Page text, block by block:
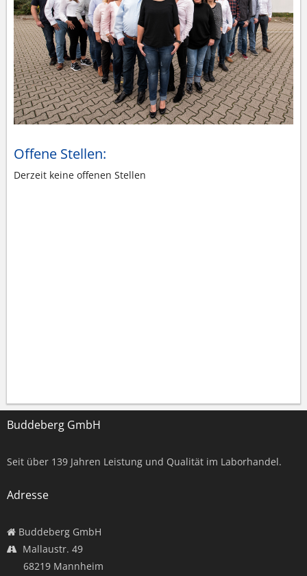
Offene Stellen:
Derzeit keine offenen Stellen
Buddeberg GmbH
Seit über 139 Jahren Leistung und Qualität im Laborhandel.
Adresse
Buddeberg GmbH
Mallaustr. 49
68219 Mannheim